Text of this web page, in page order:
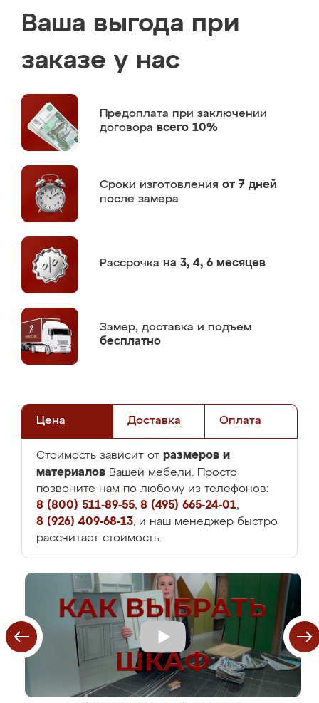
Ваша выгода при
заказе у нас
Предоплата при заключении
договора всего 10%
Сроки изготовления от 7 дней
после замера
Рассрочка на 3, 4, 6 месяцев
Замер, доставка и подъем
бесплатно
Цена Доставка Оплата
Стоимость зависит от размеров и
материалов Вашей мебели. Просто
позвоните нам по любому из телефонов:
8 (800) 511-89-55, 8 (495) 665-24-01,
8 (926) 409-68-13, и наш менеджер быстро
рассчитает стоимость.